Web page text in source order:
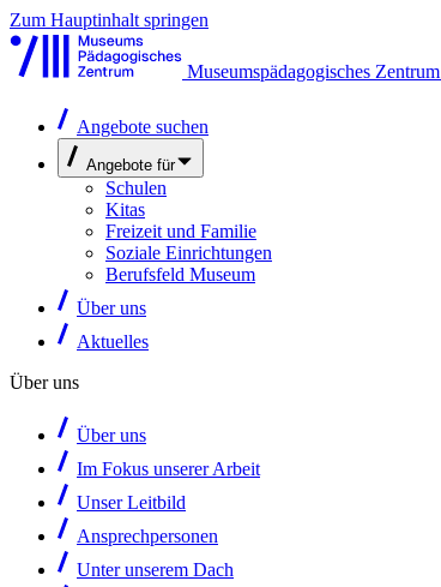
Zum Hauptinhalt springen
Museumspädagogisches Zentrum
Angebote suchen
Angebote für
Schulen
Kitas
Freizeit und Familie
Soziale Einrichtungen
Berufsfeld Museum
Über uns
Aktuelles
Über uns
Über uns
Im Fokus unserer Arbeit
Unser Leitbild
Ansprechpersonen
Unter unserem Dach